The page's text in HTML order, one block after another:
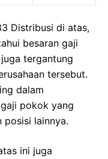
Distribusi di atas,
besaran gaji
tergantung
tersebut.
dalam
pokok yang
posisi lainnya.
ini juga